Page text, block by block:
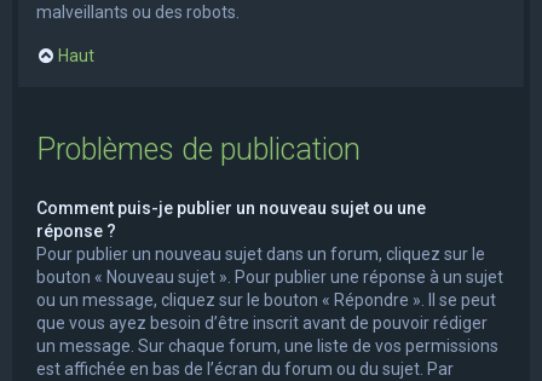
malveillants ou des robots.
Haut
Problèmes de publication
Comment puis-je publier un nouveau sujet ou une
réponse ?
Pour publier un nouveau sujet dans un forum, cliquez sur le
bouton « Nouveau sujet ». Pour publier une réponse à un sujet
ou un message, cliquez sur le bouton « Répondre ». Il se peut
que vous ayez besoin d’être inscrit avant de pouvoir rédiger
un message. Sur chaque forum, une liste de vos permissions
est affichée en bas de l’écran du forum ou du sujet. Par